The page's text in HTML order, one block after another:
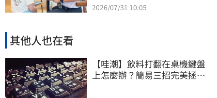
2026/07/31 10:05
其他人也在看
【哇潮】飲料打翻在桌機鍵盤
上怎麼辦？簡易三招完美拯救